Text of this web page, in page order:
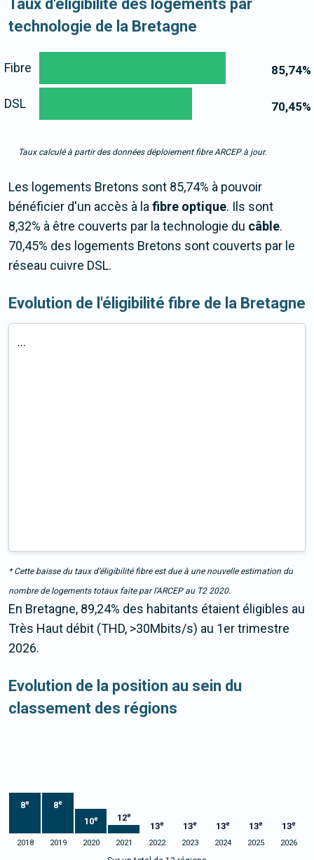
Taux d'éligibilité des logements par
technologie de la Bretagne
85,74%
70,45%
Fibre
DSL
Taux calculé à partir des données déploiement fibre ARCEP à jour.
Les logements Bretons sont 85,74% à pouvoir
bénéficier d'un accès à lafibre optique. Ils sont
8,32% à être couverts par la technologie du câble.
70,45% des logements Bretons sont couverts par le
réseau cuivre DSL.
Evolution de l'éligibilité fibre de la Bretagne
...
* Cette baisse du taux d’éligibilité fibre est due à une nouvelle estimation du
nombre de logements totaux faite par l’ARCEP au T2 2020.
En Bretagne, 89,24% des habitants étaient éligibles au
Très Haut débit (THD, >30Mbits/s) au 1er trimestre
2026.
Evolution de la position au sein du
classement des régions
8e 8e
10e 12e
13e 13e 13e 13e 13e
2018 2019 2020 2021 2022 2023 2024 2025 2026